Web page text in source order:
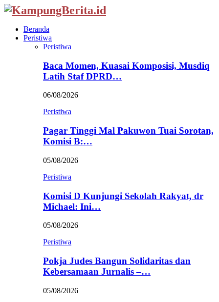
Beranda
Peristiwa
Peristiwa
Baca Momen, Kuasai Komposisi, Musdiq
Latih Staf DPRD…
06/08/2026
Peristiwa
Pagar Tinggi Mal Pakuwon Tuai Sorotan,
Komisi B:…
05/08/2026
Peristiwa
Komisi D Kunjungi Sekolah Rakyat, dr
Michael: Ini…
05/08/2026
Peristiwa
Pokja Judes Bangun Solidaritas dan
Kebersamaan Jurnalis –…
05/08/2026